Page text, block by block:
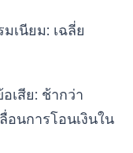
เนียม: เฉลี่ย
เสีย: ช้ากว่า
อนการโอนเงินใน